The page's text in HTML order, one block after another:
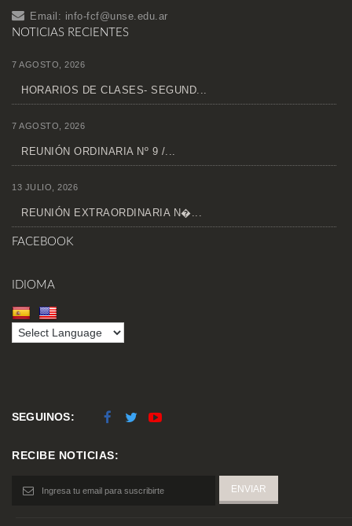
Email: info-fcf@unse.edu.ar
NOTICIAS RECIENTES
7 AGOSTO, 2026
HORARIOS DE CLASES- SEGUND...
7 AGOSTO, 2026
REUNIÓN ORDINARIA Nº 9 /...
13 JULIO, 2026
REUNIÓN EXTRAORDINARIA N�...
FACEBOOK
IDIOMA
SEGUINOS:
RECIBE NOTICIAS: